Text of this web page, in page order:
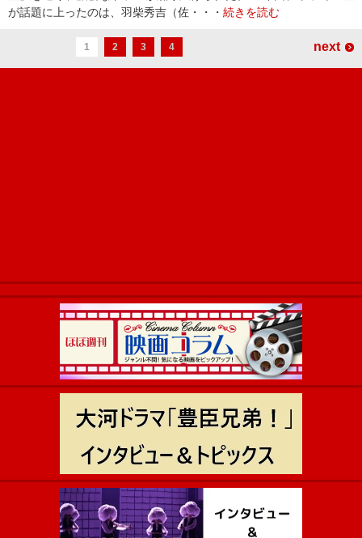
が話題に上ったのは、羽柴秀吉（佐・・・ 続きを読む
1 2 3 4 next